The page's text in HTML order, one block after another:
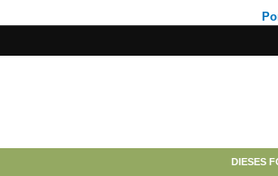
DIESES